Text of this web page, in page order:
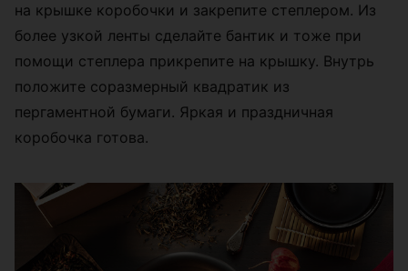
на крышке коробочки и закрепите степлером. Из
более узкой ленты сделайте бантик и тоже при
помощи степлера прикрепите на крышку. Внутрь
положите соразмерный квадратик из
пергаментной бумаги. Яркая и праздничная
коробочка готова.